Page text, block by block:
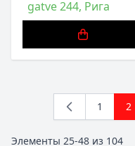
gatve 244, Рига
Элементы 25-48 из 104
1 2